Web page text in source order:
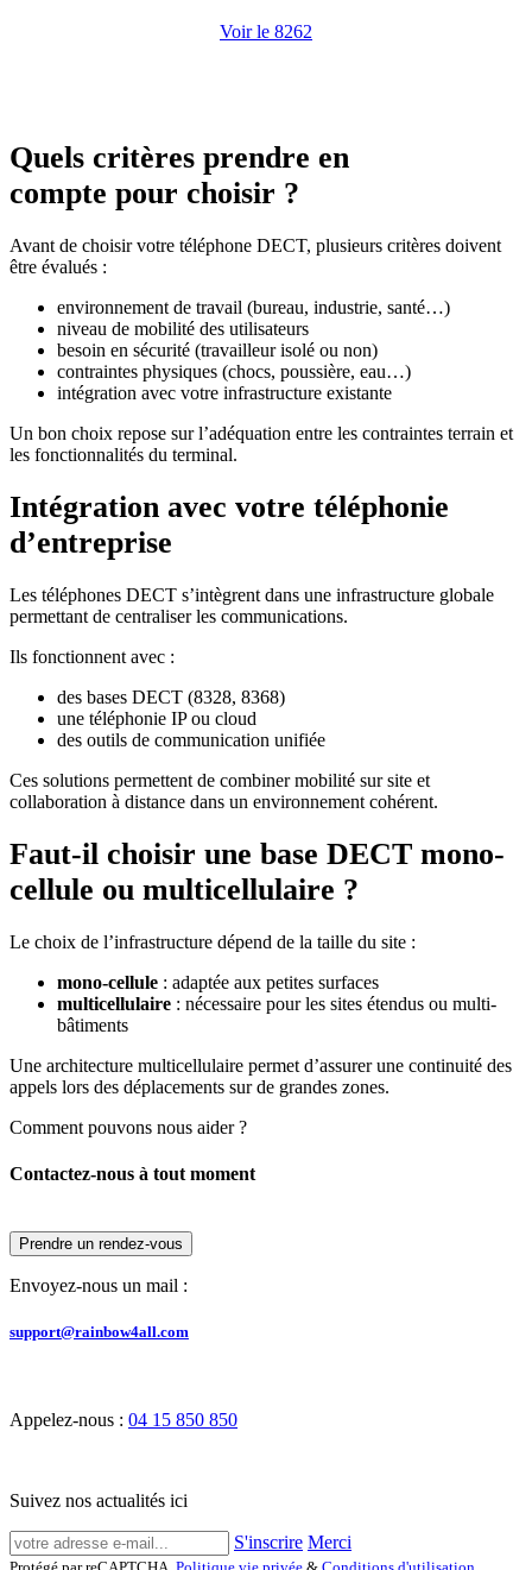
Voir le 8262
Quels critères prendre en
compte pour choisir ?
Avant de choisir votre téléphone DECT, plusieurs critères doivent
être évalués :
environnement de travail (bureau, industrie, santé…)
niveau de mobilité des utilisateurs
besoin en sécurité (travailleur isolé ou non)
contraintes physiques (chocs, poussière, eau…)
intégration avec votre infrastructure existante
Un bon choix repose sur l’adéquation entre les contraintes terrain et
les fonctionnalités du terminal.
Intégration avec votre téléphonie
d’entreprise
Les téléphones DECT s’intègrent dans une infrastructure globale
permettant de centraliser les communications.
Ils fonctionnent avec :
des bases DECT (8328, 8368)
une téléphonie IP ou cloud
des outils de communication unifiée
Ces solutions permettent de combiner mobilité sur site et
collaboration à distance dans un environnement cohérent.
Faut-il choisir une base DECT mono-
cellule ou multicellulaire ?
Le choix de l’infrastructure dépend de la taille du site :
mono-cellule : adaptée aux petites surfaces
multicellulaire : nécessaire pour les sites étendus ou multi-
bâtiments
Une architecture multicellulaire permet d’assurer une continuité des
appels lors des déplacements sur de grandes zones.
Comment pouvons nous aider ?
Contactez-nous à tout moment
Prendre un rendez-vous
Envoyez-nous un mail :
support@rainbow4all.com
Appelez-nous : 04 15 850 850
Suivez nos actualités ici
S'inscrire Merci